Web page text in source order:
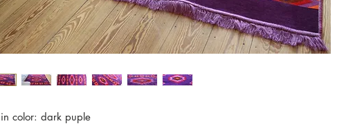
color: dark puple